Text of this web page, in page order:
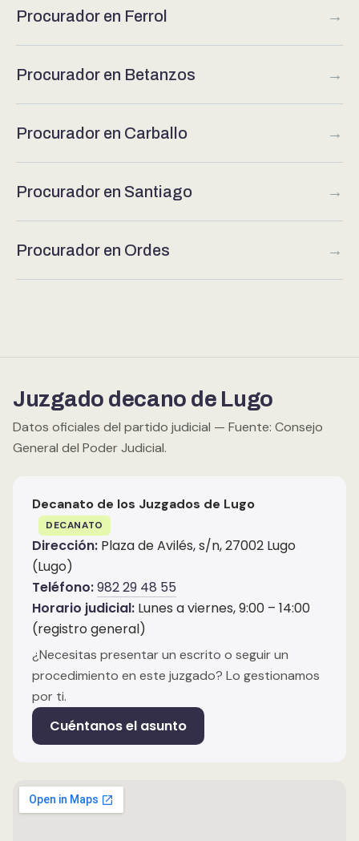
Procurador en Ferrol →
Procurador en Betanzos →
Procurador en Carballo →
Procurador en Santiago →
Procurador en Ordes →
Juzgado decano de Lugo
Datos oficiales del partido judicial — Fuente: Consejo
General del Poder Judicial.
Decanato de los Juzgados de Lugo
DECANATO
Dirección: Plaza de Avilés, s/n, 27002 Lugo
(Lugo)
Teléfono:982 29 48 55
Horario judicial: Lunes a viernes, 9:00 – 14:00
(registro general)
¿Necesitas presentar un escrito o seguir un
procedimiento en este juzgado? Lo gestionamos
por ti.
Cuéntanos el asunto